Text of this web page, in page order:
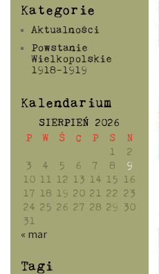
Kategorie
Aktualności
Powstanie
Wielkopolskie
1918-1919
Kalendarium
SIERPIEŃ 2026
P
W Ś C P S
N
1
2
3
4 5 6 7 8
9
10 11 12 13 14 15
16
17
18 19 20 21 22 23
24 25 26 27 28 29 30
31
« mar
Tagi